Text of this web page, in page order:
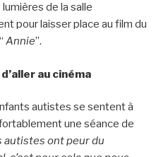
de la salle
pour laisser place au film du
Annie”.
au cinéma
autistes se sentent à
une séance de
autistes ont peur du